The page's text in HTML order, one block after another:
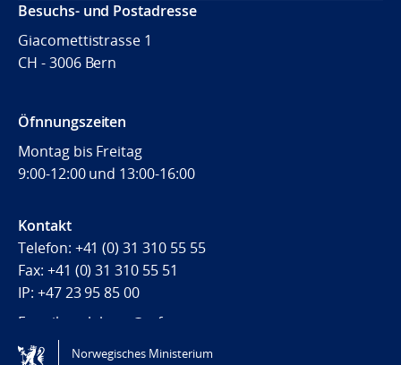
Besuchs- und Postadresse
Giacomettistrasse 1
CH - 3006 Bern
Öfnnungszeiten
Montag bis Freitag
9:00-12:00 und 13:00-16:00
Kontakt
Telefon: +41 (0) 31 310 55 55
Fax: +41 (0) 31 310 55 51
IP: +47 23 95 85 00
E-mail:
emb.bern@mfa.no
Norwegisches Ministerium